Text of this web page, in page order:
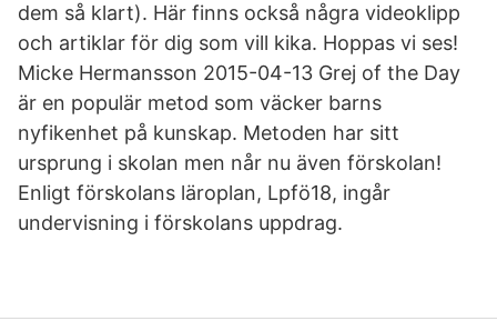
dem så klart). Här finns också några videoklipp
och artiklar för dig som vill kika. Hoppas vi ses!
Micke Hermansson 2015-04-13 Grej of the Day
är en populär metod som väcker barns
nyfikenhet på kunskap. Metoden har sitt
ursprung i skolan men når nu även förskolan!
Enligt förskolans läroplan, Lpfö18, ingår
undervisning i förskolans uppdrag.